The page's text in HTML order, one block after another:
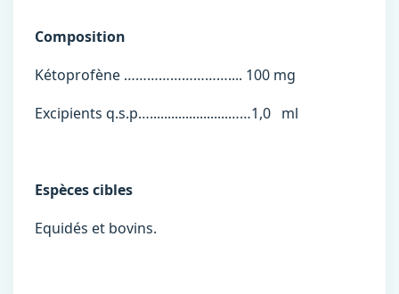
Composition
Kétoprofène ……………………….... 100 mg
Excipients q.s.p…......................……1,0 ml
Espèces cibles
Equidés et bovins.